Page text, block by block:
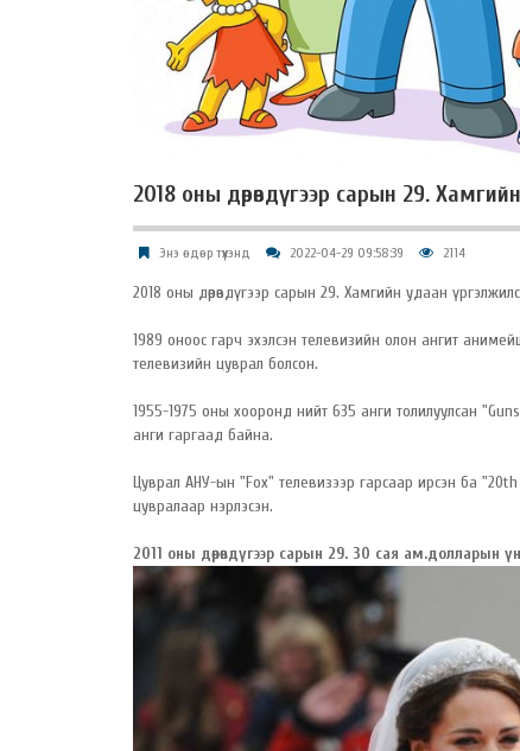
​2018 оны дөрөвдүгээр сарын 29.
Энэ өдөр түүхэнд 2022-04-29 09:58:39 2114
2018 оны дөрөвдүгээр сарын 29. Хамгийн удаан
1989 оноос гарч эхэлсэн телевизийн олон ангит
телевизийн цуврал болсон.
1955-1975 оны хооронд нийт 635 анги толилуулсан
анги гаргаад байна.
Цуврал АНУ-ын "Fox" телевизээр гарсаар ирсэн ба
цувралаар нэрлэсэн.
2011 оны дөрөвдүгээр сарын 29. 30 сая ам.долларын